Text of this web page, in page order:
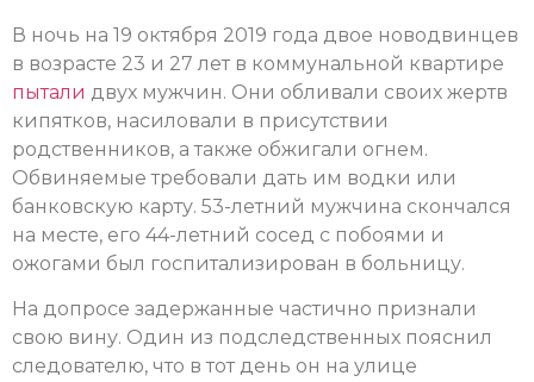
В ночь на 19 октября 2019 года двое новодвинцев
в возрасте 23 и 27 лет в коммунальной квартире
пытали двух мужчин. Они обливали своих жертв
кипятков, насиловали в присутствии
родственников, а также обжигали огнем.
Обвиняемые требовали дать им водки или
банковскую карту. 53-летний мужчина скончался
на месте, его 44-летний сосед с побоями и
ожогами был госпитализирован в больницу.
На допросе задержанные частично признали
свою вину. Один из подследственных пояснил
следователю, что в тот день он на улице